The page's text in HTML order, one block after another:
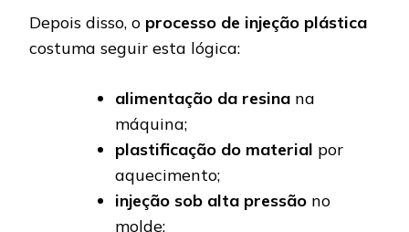
Depois disso, o processo de injeção plástica
costuma seguir esta lógica:
alimentação da resina na
máquina;
plastificação do material por
aquecimento;
injeção sob alta pressão no
molde;